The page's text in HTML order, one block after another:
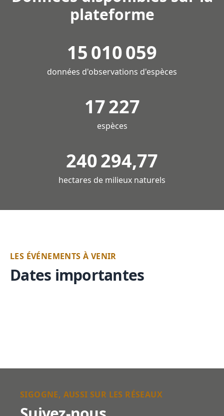
plateforme
15 010 059
données d'observations d'espèces
17 227
espèces
240 294,77
hectares de milieux naturels
LES ÉVÉNEMENTS À VENIR
Dates importantes
SIGOGNE, AUSSI SUR LES RÉSEAUX